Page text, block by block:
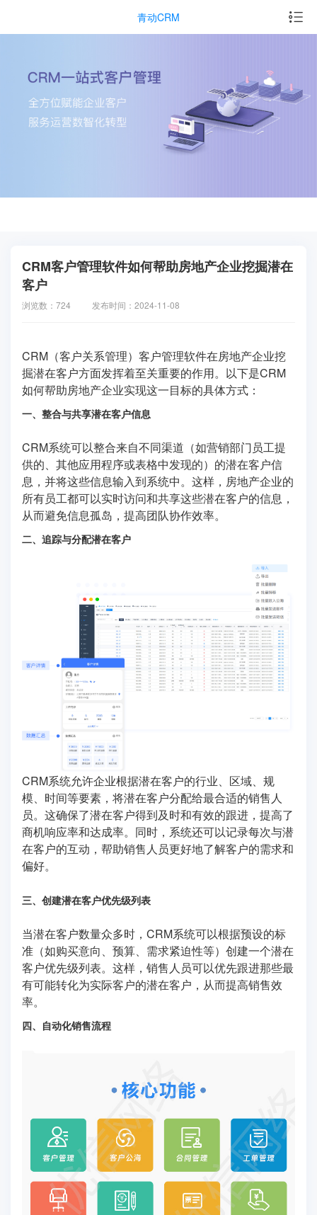
青动CRM
CRM客户管理软件如何帮助房地产企业挖掘潜在
客户
浏览数：724 发布时间：2024-11-08
CRM（客户关系管理）客户管理软件在房地产企业挖
掘潜在客户方面发挥着至关重要的作用。以下是CRM
如何帮助房地产企业实现这一目标的具体方式：
一、整合与共享潜在客户信息
CRM系统可以整合来自不同渠道（如营销部门员工提
供的、其他应用程序或表格中发现的）的潜在客户信
息，并将这些信息输入到系统中。这样，房地产企业的
所有员工都可以实时访问和共享这些潜在客户的信息，
从而避免信息孤岛，提高团队协作效率。
二、追踪与分配潜在客户
CRM系统允许企业根据潜在客户的行业、区域、规
模、时间等要素，将潜在客户分配给最合适的销售人
员。这确保了潜在客户得到及时和有效的跟进，提高了
商机响应率和达成率。同时，系统还可以记录每次与潜
在客户的互动，帮助销售人员更好地了解客户的需求和
偏好。
三、创建潜在客户优先级列表
当潜在客户数量众多时，CRM系统可以根据预设的标
准（如购买意向、预算、需求紧迫性等）创建一个潜在
客户优先级列表。这样，销售人员可以优先跟进那些最
有可能转化为实际客户的潜在客户，从而提高销售效
率。
四、自动化销售流程